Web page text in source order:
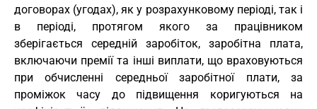
договорах (угодах), як у розрахунковому періоді, так і
в періоді, протягом якого за працівником
зберігається середній заробіток, заробітна плата,
включаючи премії та інші виплати, що враховуються
при обчисленні середньої заробітної плати, за
проміжок часу до підвищення коригуються на